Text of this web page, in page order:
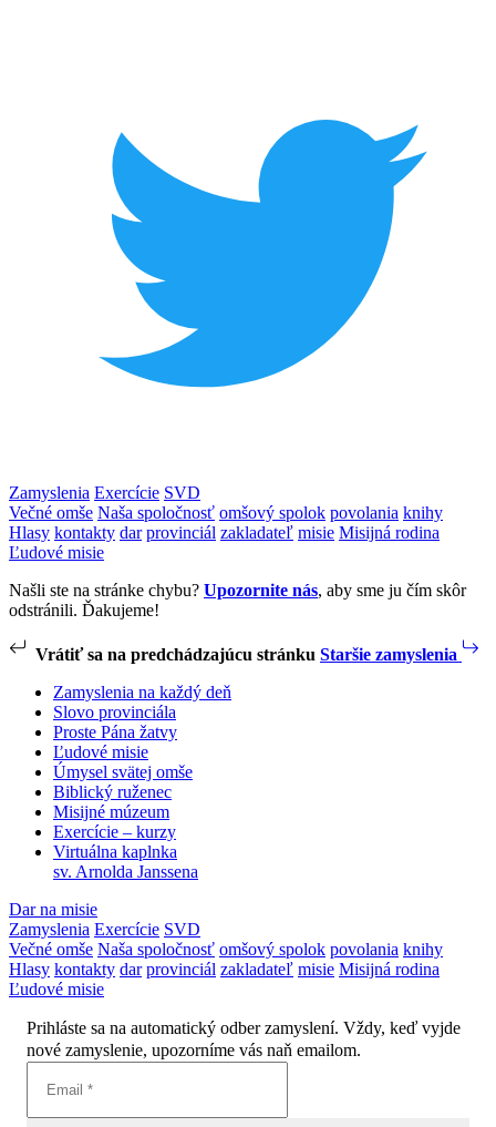
Zamyslenia Exercície SVD
Večné omše Naša spoločnosť omšový spolok povolania knihy
Hlasy kontakty dar provinciál zakladateľ misie Misijná rodina
Ľudové misie
Našli ste na stránke chybu? Upozornite nás, aby sme ju čím skôr
odstránili. Ďakujeme!
Vrátiť sa na predchádzajúcu stránku Staršie zamyslenia
Zamyslenia na každý deň
Slovo provinciála
Proste Pána žatvy
Ľudové misie
Úmysel svätej omše
Biblický ruženec
Misijné múzeum
Exercície – kurzy
Virtuálna kaplnka
sv. Arnolda Janssena
Dar na misie
Zamyslenia Exercície SVD
Večné omše Naša spoločnosť omšový spolok povolania knihy
Hlasy kontakty dar provinciál zakladateľ misie Misijná rodina
Ľudové misie
Prihláste sa na automatický odber zamyslení. Vždy, keď vyjde
nové zamyslenie, upozorníme vás naň emailom.